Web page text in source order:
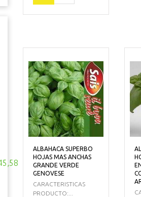
ALBAHACA SUPERBO
HOJAS MAS ANCHAS
GRANDE VERDE
GENOVESE
CARACTERISTICAS
PRODUCTO:...